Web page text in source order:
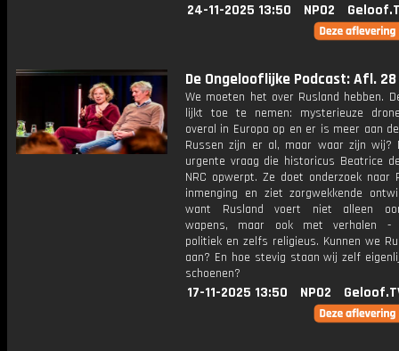
24-11-2025 13:50 NPO2
De Ongelooflijke Podcast: Afl. 28
We moeten het over Rusland hebben.
lijkt toe te nemen: mysterieuze
overal in Europa op en er is meer aan
Russen zijn er al, maar waar zijn wij?
urgente vraag die historicus Beatrice
NRC opwerpt. Ze doet onderzoek naar
inmenging en ziet zorgwekkende
want Rusland voert niet alleen
wapens, maar ook met verhalen -
politiek en zelfs religieus. Kunnen we
aan? En hoe stevig staan wij zelf
schoenen?
17-11-2025 13:50 NPO2